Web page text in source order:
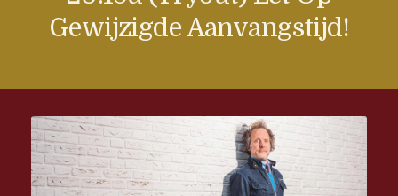
Gewijzigde Aanvangstijd!